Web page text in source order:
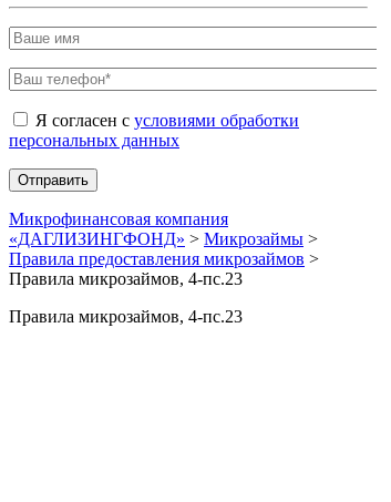
Я согласен с условиями обработки
персональных данных
Микрофинансовая компания
«ДАГЛИЗИНГФОНД» > Микрозаймы >
Правила предоставления микрозаймов >
Правила микрозаймов, 4-пс.23
Правила микрозаймов, 4-пс.23